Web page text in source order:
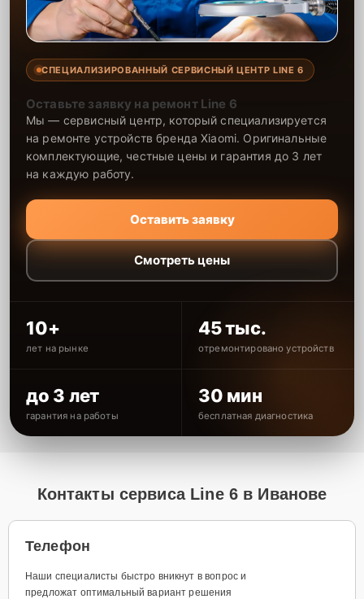
СПЕЦИАЛИЗИРОВАННЫЙ СЕРВИСНЫЙ ЦЕНТР LINE 6
Оставьте заявку на ремонт Line 6
Мы — сервисный центр, который специализируется
на ремонте устройств бренда Xiaomi. Оригинальные
комплектующие, честные цены и гарантия до 3 лет
на каждую работу.
Оставить заявку
Смотреть цены
10+
лет на рынке
45 тыс.
отремонтировано устройств
до 3 лет
гарантия на работы
30 мин
бесплатная диагностика
Контакты сервиса Line 6 в Иванове
Телефон
Наши специалисты быстро вникнут в вопрос и
предложат оптимальный вариант решения